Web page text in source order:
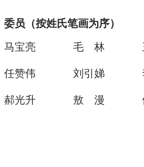
委员（按姓氏笔画为序）
马宝亮
毛 林
任赞伟 刘引娣
郝光升 敖 漫